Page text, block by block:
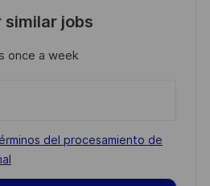
jobs
once a week
del procesamiento de